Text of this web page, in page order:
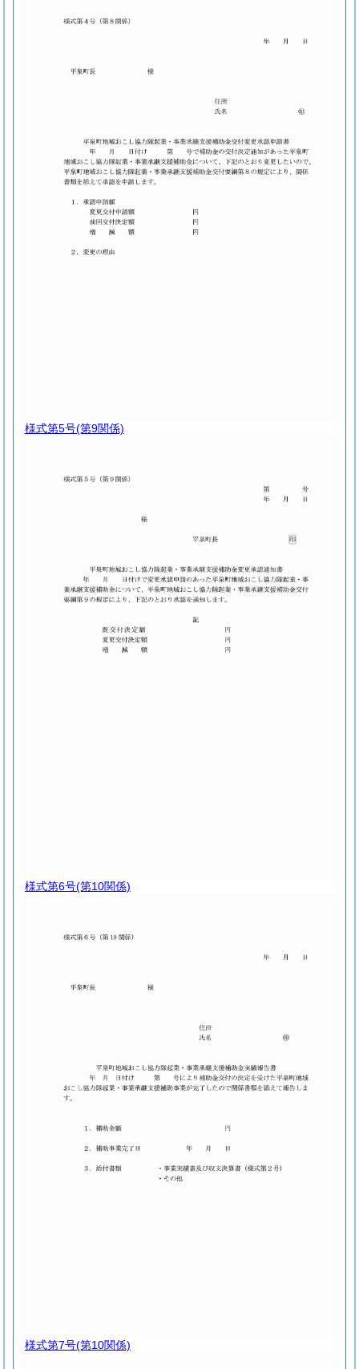
様式第5号(第9関係)
様式第6号(第10関係)
様式第7号(第10関係)